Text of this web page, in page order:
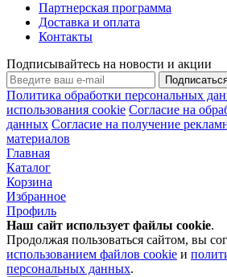
Партнерская программа
Доставка и оплата
Контакты
Подписывайтесь на новости и акции
Политика обработки персональных
использования cookie Согласие на
данных Согласие на получение
материалов
Главная
Каталог
Корзина
Избранное
Профиль
Наш сайт использует файлы cookie.
Продолжая пользоваться сайтом, вы
использованием файлов cookie и
персональных данных.